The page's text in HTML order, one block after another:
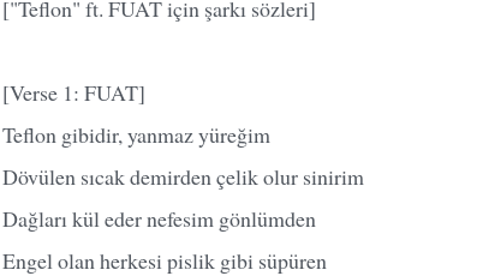
["Teflon" ft. FUAT için şarkı sözleri]
[Verse 1: FUAT]
Teflon gibidir, yanmaz yüreğim
Dövülen sıcak demirden çelik olur sinirim
Dağları kül eder nefesim gönlümden
Engel olan herkesi pislik gibi süpüren